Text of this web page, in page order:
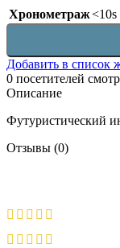
Хронометраж<10s
Добавить в список
0 посетителей
Описание
Футуристический
Отзывы (0)